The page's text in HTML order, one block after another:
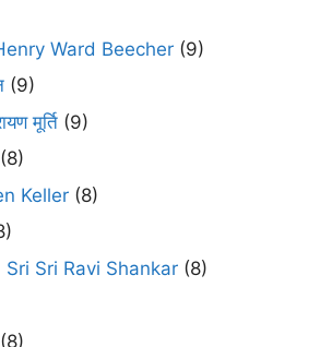
Henry Ward Beecher (9)
(9)
मूर्ति (9)
(8)
Keller (8)
| Sri Sri Ravi Shankar (8)
(8)